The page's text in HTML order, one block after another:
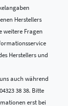
Herstellers
weitere Fragen
Herstellers und
auch während
38 38. Bitte
erst bei